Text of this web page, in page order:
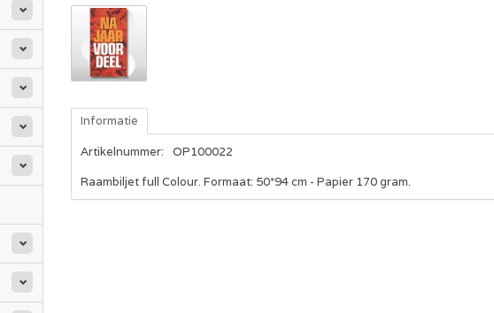
Informatie
Artikelnummer:
OP100022
Raambiljet full Colour. Formaat: 50*94 cm - Papier 170 gram.